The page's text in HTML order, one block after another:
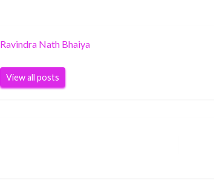
Ravindra Nath Bhaiya
View all posts